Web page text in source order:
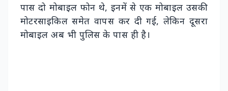
पास दो मोबाइल फोन थे, इनमें से एक मोबाइल उसकी
मोटरसाइकिल समेत वापस कर दी गई, लेकिन दूसरा
मोबाइल अब भी पुलिस के पास ही है।